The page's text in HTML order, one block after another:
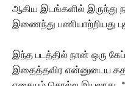
ஆகிய இடங்களில் இருந்து
இணைந்து பணியாற்றியது
இந்த படத்தில் நான் ஒரு
இதைத்தவிர என்னுடைய